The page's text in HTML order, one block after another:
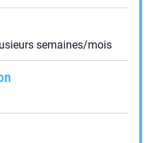
semaines/mois